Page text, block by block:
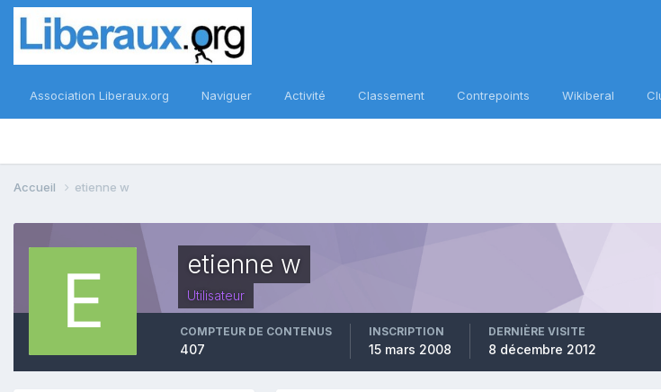
Association Liberaux.org Naviguer Activité Classement Contrepoints Wikiberal
Accueil etienne w
etienne w
Utilisateur
COMPTEUR DE CONTENUS
407
INSCRIPTION
15 mars 2008
DERNIÈRE VISITE
8 décembre 2012